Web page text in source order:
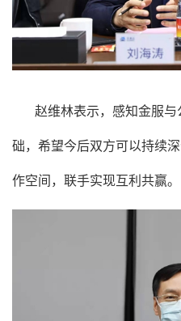
赵维林表示，感知金服
础，希望今后双方可以持续
作空间，联手实现互利共赢。